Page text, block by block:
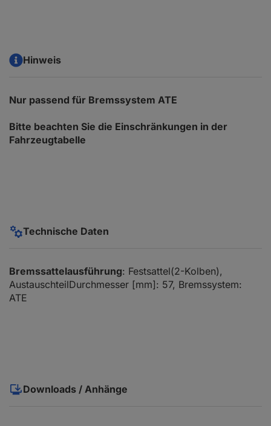
Hinweis
Nur passend für Bremssystem ATE
Bitte beachten Sie die Einschränkungen in der
Fahrzeugtabelle
Technische Daten
Bremssattelausführung: Festsattel(2-Kolben),
AustauschteilDurchmesser [mm]: 57, Bremssystem:
ATE
Downloads / Anhänge